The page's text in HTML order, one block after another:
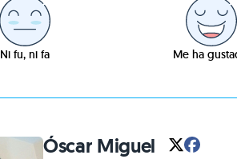
Ni fu, ni fa Me ha
Óscar Miguel